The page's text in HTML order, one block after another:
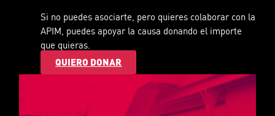
Si no puedes asociarte, pero quieres colaborar con la
APIM, puedes apoyar la causa donando el importe
que quieras.
QUIERO DONAR